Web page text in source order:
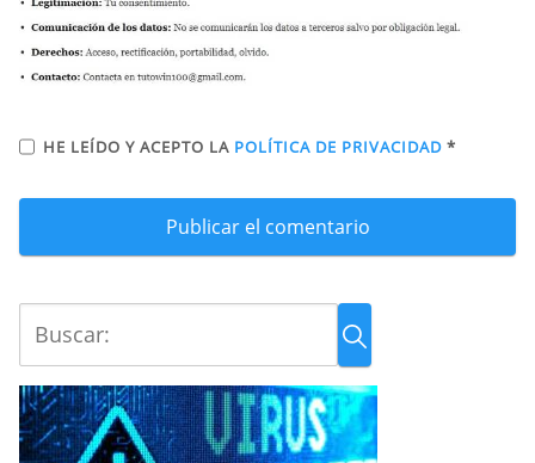
HE LEÍDO Y ACEPTO LA POLÍTICA DE PRIVACIDAD *